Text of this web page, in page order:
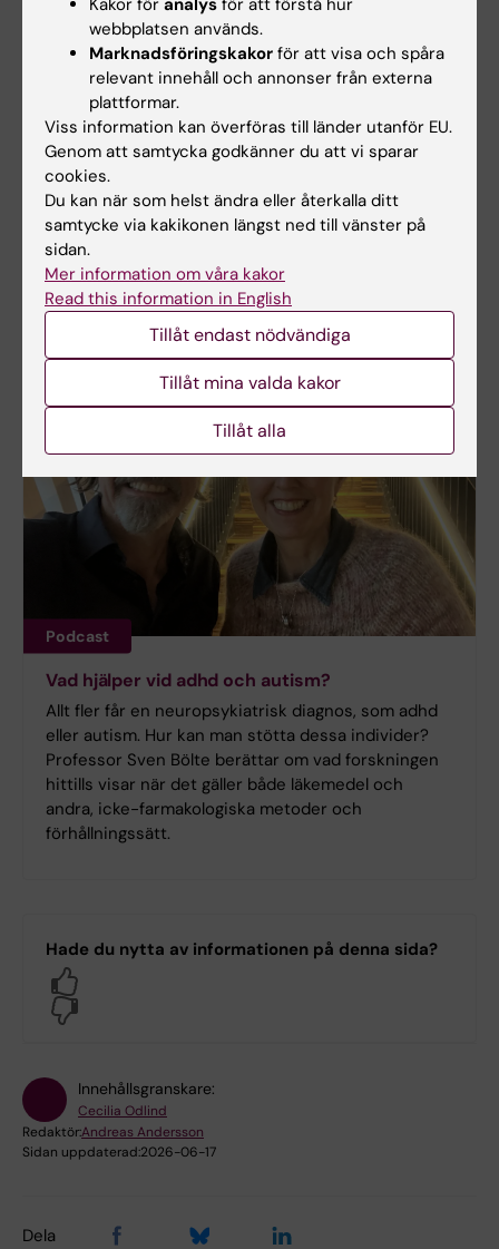
exempelvis minskade
stigman, förändringar
i skolmiljön och krav
på diagnos för att få
stöd. Det menar
professor Sven Bölte,
som tycker vi ska
fokusera mer på
individuell funktion
än diagnos.
psykiatern och
Borg Skoglund
förklara hur det
senaste avsnittet av
KI:s podcast
Podcast
Vad hjälper vid adhd och autism?
Allt fler får en neuropsykiatrisk diagnos, som adhd
eller autism. Hur kan man stötta dessa individer?
Professor Sven Bölte berättar om vad forskningen
hittills visar när det gäller både läkemedel och
andra, icke-farmakologiska metoder och
förhållningssätt.
Hade du nytta av informationen på denna sida?
Innehållsgranskare:
Cecilia Odlind
Redaktör:Andreas Andersson
Sidan uppdaterad:2026-06-17
Dela
webbplatsen används.
Marknadsföringskakor för att visa och spåra
relevant innehåll och annonser från externa
plattformar.
Viss information kan överföras till länder utanför EU.
Genom att samtycka godkänner du att vi sparar
cookies.
Du kan när som helst ändra eller återkalla ditt
samtycke via kakikonen längst ned till vänster på
sidan.
Mer information om våra kakor
Read this information in English
Tillåt endast nödvändiga
Tillåt mina valda kakor
Tillåt alla